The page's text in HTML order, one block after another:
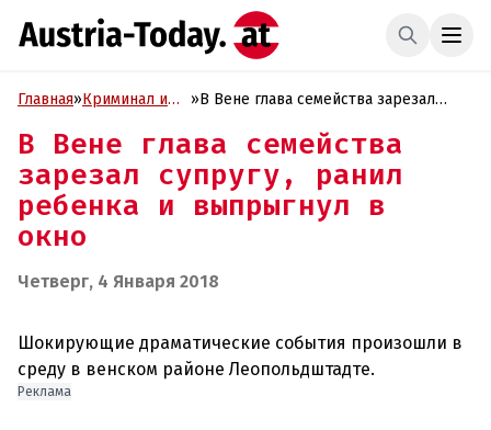
Главная»Криминал и
»В Вене глава семейства зарезал
в окно
В Вене глава семейства
зарезал супругу, ранил
ребенка и выпрыгнул в
окно
Четверг, 4 Января 2018
Шокирующие драматические события произошли в
Реклама